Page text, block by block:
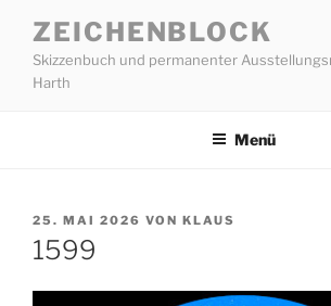
Inhalt
springen
ZEICHENBLOCK
Skizzenbuch und permanenter
Harth
Menü
VERÖFFENTLICHT
AM
25. MAI 2026 VON KLAUS
1599